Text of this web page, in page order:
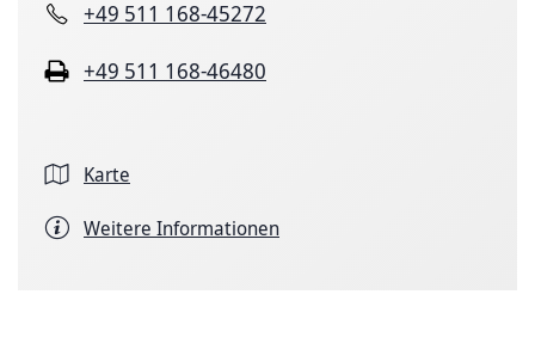
+49 511 168-45272
+49 511 168-46480
Karte
Weitere Informationen